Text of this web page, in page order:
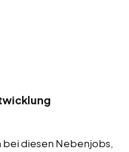
bei diesen Nebenjobs,